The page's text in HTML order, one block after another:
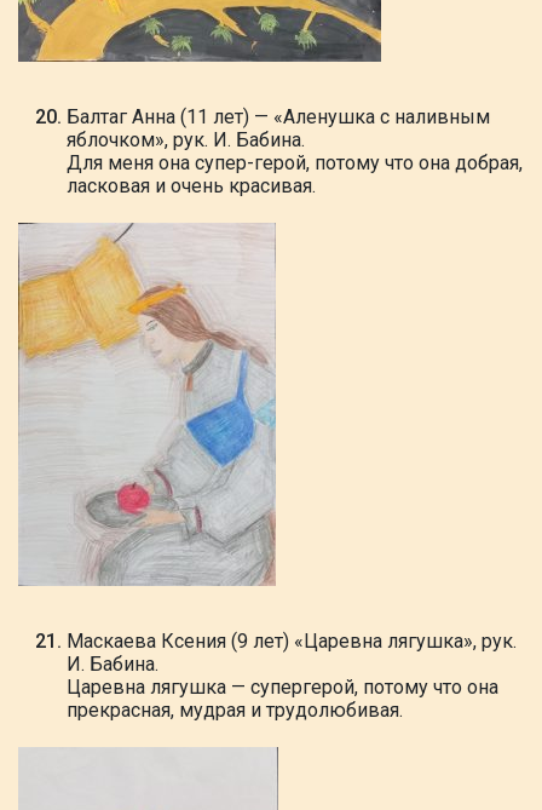
Балтаг Анна (11 лет) — «Аленушка с наливным
яблочком», рук. И. Бабина.
Для меня она супер-герой, потому что она добрая,
ласковая и очень красивая.
Маскаева Ксения (9 лет) «Царевна лягушка», рук.
И. Бабина.
Царевна лягушка — супергерой, потому что она
прекрасная, мудрая и трудолюбивая.